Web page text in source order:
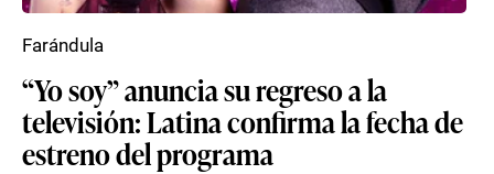
“Yo soy” anuncia su regreso a la
televisión: Latina confirma la fecha de
estreno del programa
Farándula